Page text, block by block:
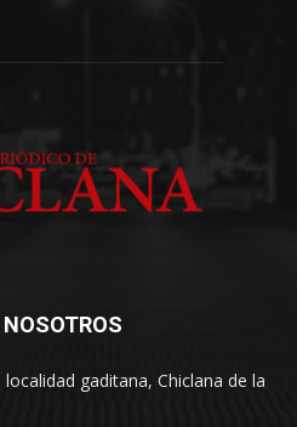
NOSOTROS
gaditana, Chiclana de la